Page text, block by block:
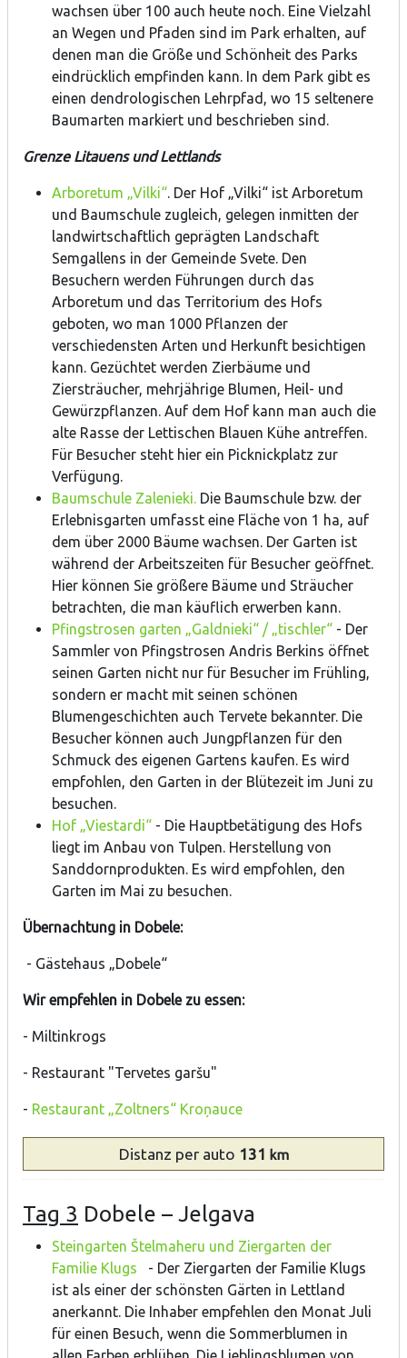
wachsen über 100 auch heute noch. Eine Vielzahl
an Wegen und Pfaden sind im Park erhalten, auf
denen man die Größe und Schönheit des Parks
eindrücklich empfinden kann. In dem Park gibt es
einen dendrologischen Lehrpfad, wo 15 seltenere
Baumarten markiert und beschrieben sind.
Grenze Litauens und Lettlands
Arboretum „Vilki“. Der Hof „Vilki“ ist Arboretum
und Baumschule zugleich, gelegen inmitten der
landwirtschaftlich geprägten Landschaft
Semgallens in der Gemeinde Svete. Den
Besuchern werden Führungen durch das
Arboretum und das Territorium des Hofs
geboten, wo man 1000 Pflanzen der
verschiedensten Arten und Herkunft besichtigen
kann. Gezüchtet werden Zierbäume und
Ziersträucher, mehrjährige Blumen, Heil- und
Gewürzpflanzen. Auf dem Hof kann man auch die
alte Rasse der Lettischen Blauen Kühe antreffen.
Für Besucher steht hier ein Picknickplatz zur
Verfügung.
Baumschule Zalenieki. Die Baumschule bzw. der
Erlebnisgarten umfasst eine Fläche von 1 ha, auf
dem über 2000 Bäume wachsen. Der Garten ist
während der Arbeitszeiten für Besucher geöffnet.
Hier können Sie größere Bäume und Sträucher
betrachten, die man käuflich erwerben kann.
Pfingstrosen garten „Galdnieki“ / „tischler“ - Der
Sammler von Pfingstrosen Andris Berkins öffnet
seinen Garten nicht nur für Besucher im Frühling,
sondern er macht mit seinen schönen
Blumengeschichten auch Tervete bekannter. Die
Besucher können auch Jungpflanzen für den
Schmuck des eigenen Gartens kaufen. Es wird
empfohlen, den Garten in der Blütezeit im Juni zu
besuchen.
Hof „Viestardi“ - Die Hauptbetätigung des Hofs
liegt im Anbau von Tulpen. Herstellung von
Sanddornprodukten. Es wird empfohlen, den
Garten im Mai zu besuchen.
Übernachtung in Dobele:
- Gästehaus „Dobele“
Wir empfehlen in Dobele zu essen:
- Miltinkrogs
- Restaurant "Tervetes garšu"
- Restaurant „Zoltners“ Kroņauce
Distanz per auto 131 km
Tag 3 Dobele – Jelgava
Steingarten Štelmaheru und Ziergarten der
Familie Klugs - Der Ziergarten der Familie Klugs
ist als einer der schönsten Gärten in Lettland
anerkannt. Die Inhaber empfehlen den Monat Juli
für einen Besuch, wenn die Sommerblumen in